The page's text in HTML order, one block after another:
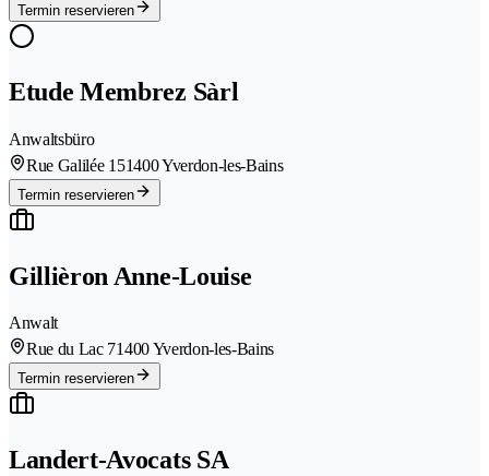
Termin reservieren
Etude Membrez Sàrl
Anwaltsbüro
Rue Galilée 151400 Yverdon-les-Bains
Termin reservieren
Gillièron Anne-Louise
Anwalt
Rue du Lac 71400 Yverdon-les-Bains
Termin reservieren
Landert-Avocats SA